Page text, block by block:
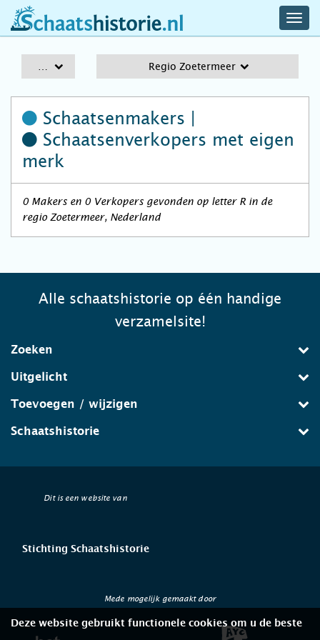
schaatshistorie.nl
Regio Zoetermeer
Schaatsenmakers |
Schaatsenverkopers met eigen
merk
0 Makers en 0 Verkopers gevonden op letter R in de
regio Zoetermeer, Nederland
Alle schaatshistorie op één handige
verzamelsite!
Zoeken
Uitgelicht
Toevoegen / wijzigen
Schaatshistorie
Dit is een website van
Stichting Schaatshistorie
Mede mogelijk gemaakt door
Deze website gebruikt functionele cookies om u de beste